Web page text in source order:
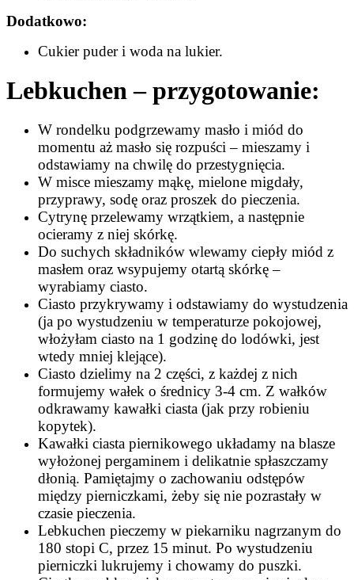
Dodatkowo:
Cukier puder i woda na lukier.
Lebkuchen – przygotowanie:
W rondelku podgrzewamy masło i miód do
momentu aż masło się rozpuści – mieszamy i
odstawiamy na chwilę do przestygnięcia.
W misce mieszamy mąkę, mielone migdały,
przyprawy, sodę oraz proszek do pieczenia.
Cytrynę przelewamy wrzątkiem, a następnie
ocieramy z niej skórkę.
Do suchych składników wlewamy ciepły miód z
masłem oraz wsypujemy otartą skórkę –
wyrabiamy ciasto.
Ciasto przykrywamy i odstawiamy do wystudzenia
(ja po wystudzeniu w temperaturze pokojowej,
włożyłam ciasto na 1 godzinę do lodówki, jest
wtedy mniej klejące).
Ciasto dzielimy na 2 części, z każdej z nich
formujemy wałek o średnicy 3-4 cm. Z wałków
odkrawamy kawałki ciasta (jak przy robieniu
kopytek).
Kawałki ciasta piernikowego układamy na blasze
wyłożonej pergaminem i delikatnie spłaszczamy
dłonią. Pamiętajmy o zachowaniu odstępów
między pierniczkami, żeby się nie pozrastały w
czasie pieczenia.
Lebkuchen pieczemy w piekarniku nagrzanym do
180 stopi C, przez 15 minut. Po wystudzeniu
pierniczki lukrujemy i chowamy do puszki.